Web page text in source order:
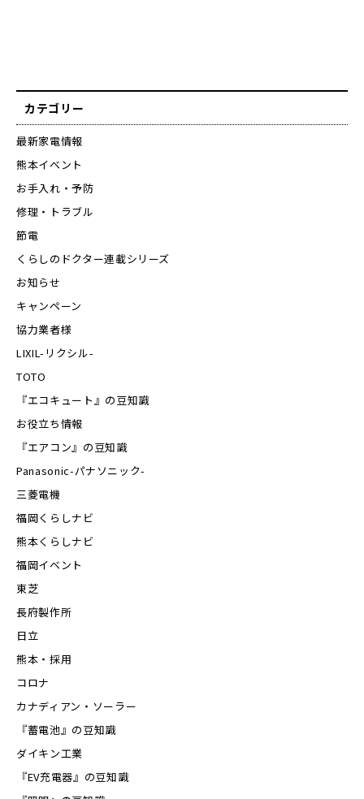
カテゴリー
最新家電情報
熊本イベント
お手入れ・予防
修理・トラブル
節電
くらしのドクター連載シリーズ
お知らせ
キャンペーン
協力業者様
LIXIL-リクシル-
TOTO
『エコキュート』の豆知識
お役立ち情報
『エアコン』の豆知識
Panasonic-パナソニック-
三菱電機
福岡くらしナビ
熊本くらしナビ
福岡イベント
東芝
長府製作所
日立
熊本・採用
コロナ
カナディアン・ソーラー
『蓄電池』の豆知識
ダイキン工業
『EV充電器』の豆知識